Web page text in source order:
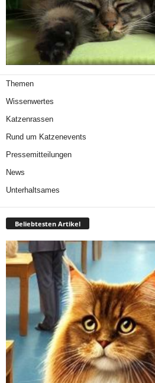
Themen
Wissenwertes
Katzenrassen
Rund um Katzenevents
Pressemitteilungen
News
Unterhaltsames
Beliebtesten Artikel